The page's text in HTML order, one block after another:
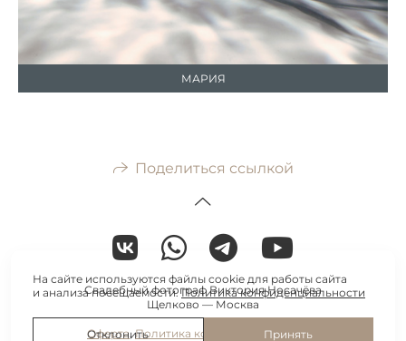
МАРИЯ
Поделиться ссылкой
Свадебный фотограф Виктория Носачёва
Щелково — Москва
Оферта,Политика конфиденциальности
На сайте используются файлы cookie для работы сайта
и анализа посещаемости.Политика конфиденциальности
Отклонить Принять